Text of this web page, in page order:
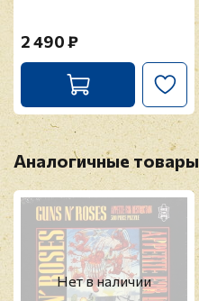
2 490 ₽
Аналогичные товары
Нет в наличии